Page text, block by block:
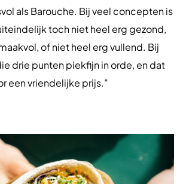
als Barouche. Bij veel concepten is
toch niet heel erg gezond,
of niet heel erg vullend. Bij
drie punten piekfijn in orde, en dat
een vriendelijke prijs.”